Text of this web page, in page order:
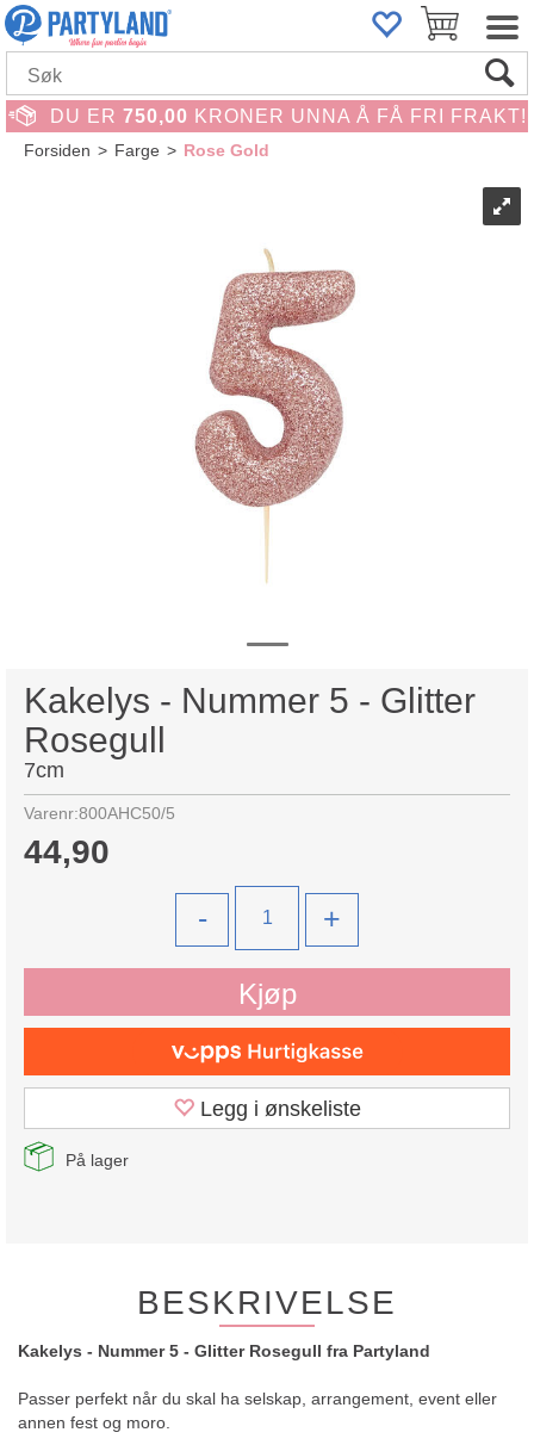
DU ER 750,00 KRONER UNNA Å FÅ FRI FRAKT!
Forsiden>Farge>Rose Gold
Kakelys - Nummer 5 - Glitter
Rosegull
7cm
Varenr:800AHC50/5
44,90
- +
Kjøp
Legg i ønskeliste
På lager
BESKRIVELSE
Kakelys - Nummer 5 - Glitter Rosegull fra Partyland
Passer perfekt når du skal ha selskap, arrangement, event eller
annen fest og moro.